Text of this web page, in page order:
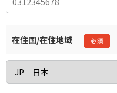
在住国/在住地域